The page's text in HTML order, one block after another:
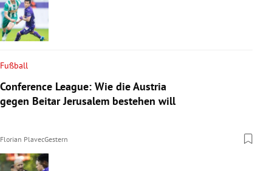
Fußball
Conference League: Wie die Austria
gegen Beitar Jerusalem bestehen will
Florian PlavecGestern